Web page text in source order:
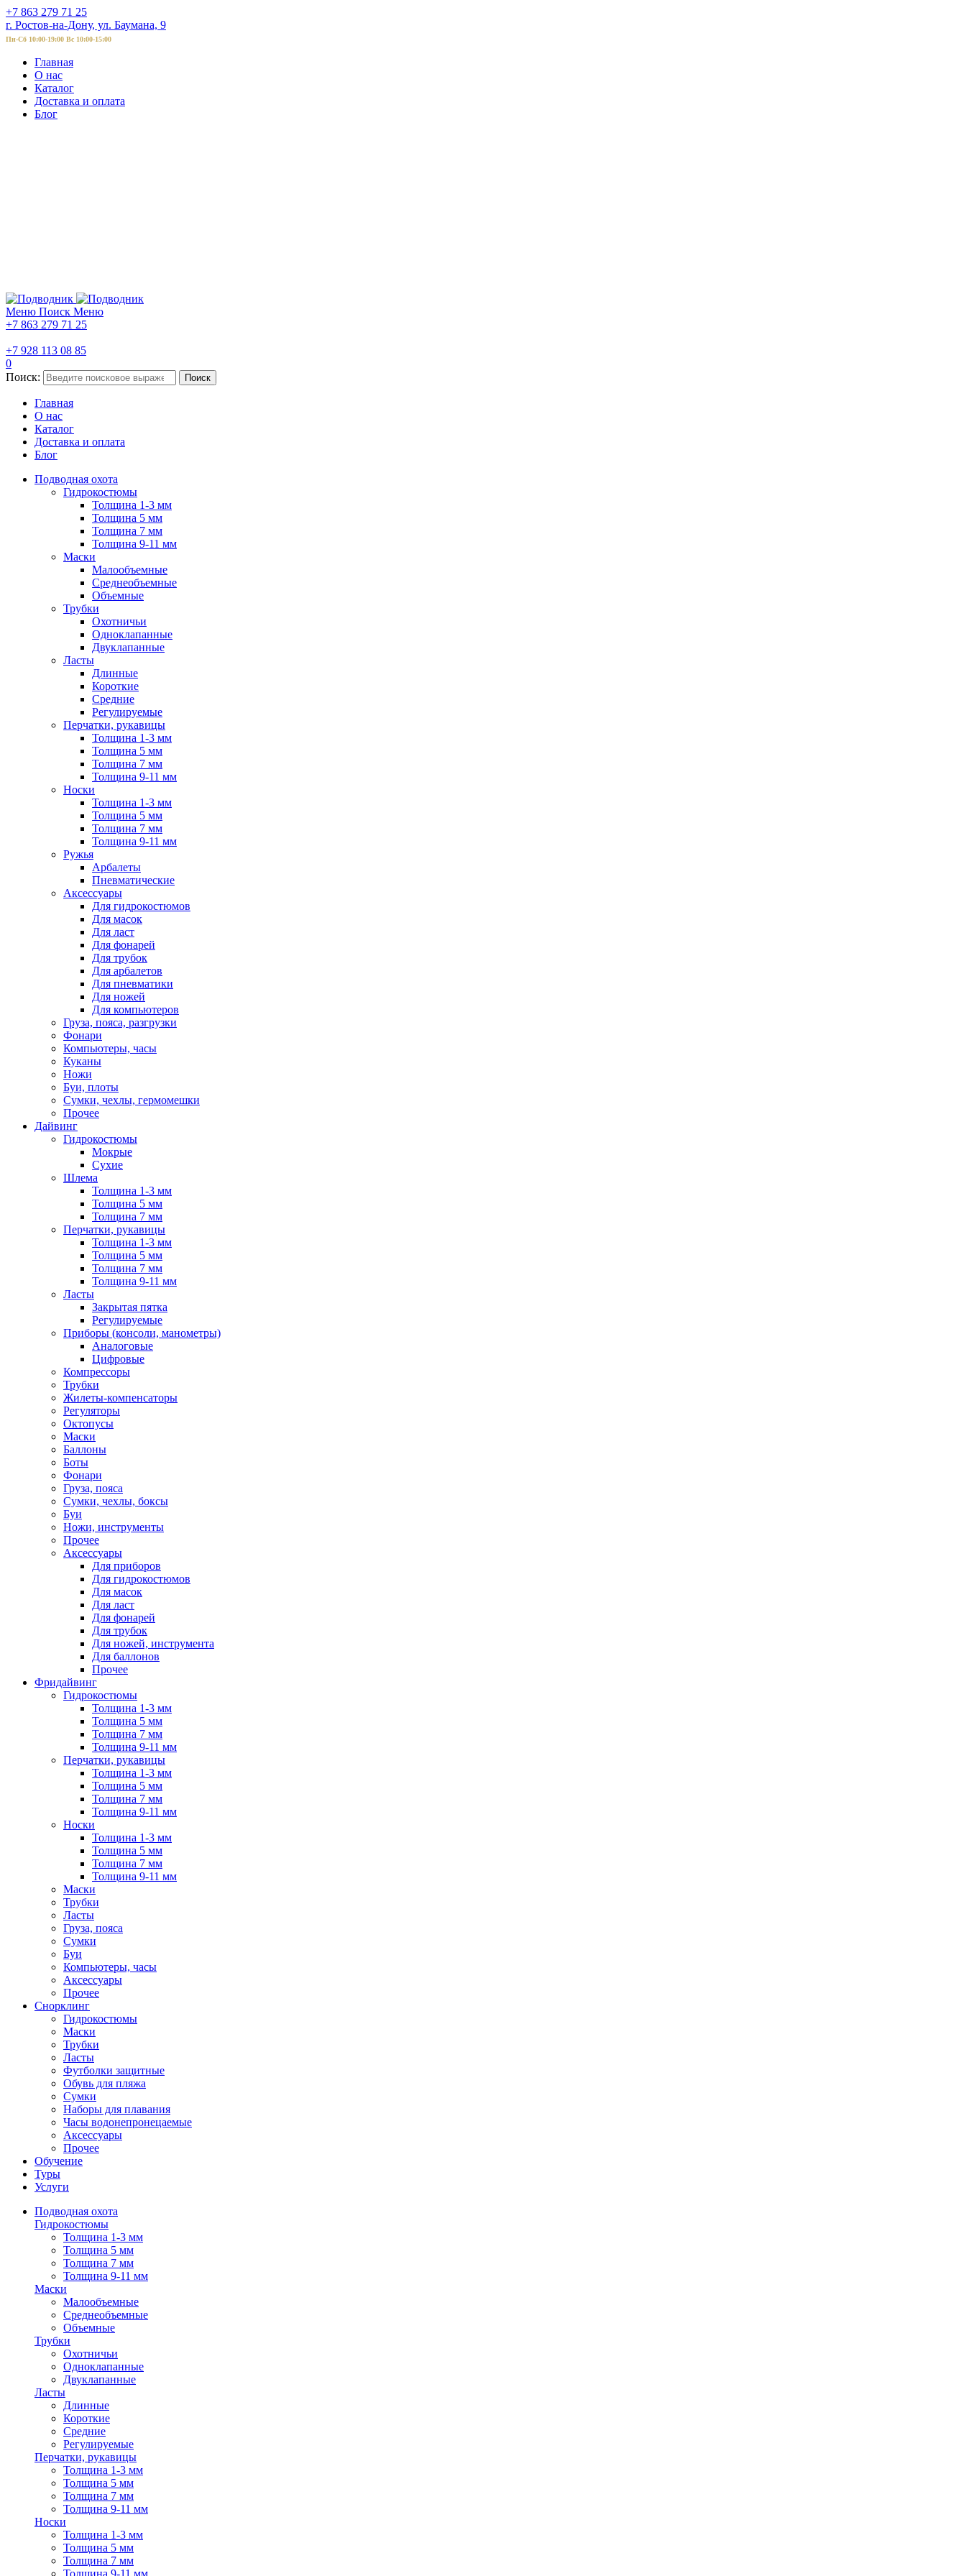
+7 863 279 71 25
г. Ростов-на-Дону, ул. Баумана, 9
Пн-Сб 10:00-19:00 Вс 10:00-15:00
Главная
О нас
Каталог
Доставка и оплата
Блог
Меню Поиск Меню
+7 863 279 71 25
+7 928 113 08 85
0
Поиск:
Поиск
Главная
О нас
Каталог
Доставка и оплата
Блог
Подводная охота
Гидрокостюмы
Толщина 1-3 мм
Толщина 5 мм
Толщина 7 мм
Толщина 9-11 мм
Маски
Малообъемные
Среднеобъемные
Объемные
Трубки
Охотничьи
Одноклапанные
Двуклапанные
Ласты
Длинные
Короткие
Средние
Регулируемые
Перчатки, рукавицы
Толщина 1-3 мм
Толщина 5 мм
Толщина 7 мм
Толщина 9-11 мм
Носки
Толщина 1-3 мм
Толщина 5 мм
Толщина 7 мм
Толщина 9-11 мм
Ружья
Арбалеты
Пневматические
Аксессуары
Для гидрокостюмов
Для масок
Для ласт
Для фонарей
Для трубок
Для арбалетов
Для пневматики
Для ножей
Для компьютеров
Груза, пояса, разгрузки
Фонари
Компьютеры, часы
Куканы
Ножи
Буи, плоты
Сумки, чехлы, гермомешки
Прочее
Дайвинг
Гидрокостюмы
Мокрые
Сухие
Шлема
Толщина 1-3 мм
Толщина 5 мм
Толщина 7 мм
Перчатки, рукавицы
Толщина 1-3 мм
Толщина 5 мм
Толщина 7 мм
Толщина 9-11 мм
Ласты
Закрытая пятка
Регулируемые
Приборы (консоли, манометры)
Аналоговые
Цифровые
Компрессоры
Трубки
Жилеты-компенсаторы
Регуляторы
Октопусы
Маски
Баллоны
Боты
Фонари
Груза, пояса
Сумки, чехлы, боксы
Буи
Ножи, инструменты
Прочее
Аксессуары
Для приборов
Для гидрокостюмов
Для масок
Для ласт
Для фонарей
Для трубок
Для ножей, инструмента
Для баллонов
Прочее
Фридайвинг
Гидрокостюмы
Толщина 1-3 мм
Толщина 5 мм
Толщина 7 мм
Толщина 9-11 мм
Перчатки, рукавицы
Толщина 1-3 мм
Толщина 5 мм
Толщина 7 мм
Толщина 9-11 мм
Носки
Толщина 1-3 мм
Толщина 5 мм
Толщина 7 мм
Толщина 9-11 мм
Маски
Трубки
Ласты
Груза, пояса
Сумки
Буи
Компьютеры, часы
Аксессуары
Прочее
Снорклинг
Гидрокостюмы
Маски
Трубки
Ласты
Футболки защитные
Обувь для пляжа
Сумки
Наборы для плавания
Часы водонепронецаемые
Аксессуары
Прочее
Обучение
Туры
Услуги
Подводная охота
Гидрокостюмы
Толщина 1-3 мм
Толщина 5 мм
Толщина 7 мм
Толщина 9-11 мм
Маски
Малообъемные
Среднеобъемные
Объемные
Трубки
Охотничьи
Одноклапанные
Двуклапанные
Ласты
Длинные
Короткие
Средние
Регулируемые
Перчатки, рукавицы
Толщина 1-3 мм
Толщина 5 мм
Толщина 7 мм
Толщина 9-11 мм
Носки
Толщина 1-3 мм
Толщина 5 мм
Толщина 7 мм
Толщина 9-11 мм